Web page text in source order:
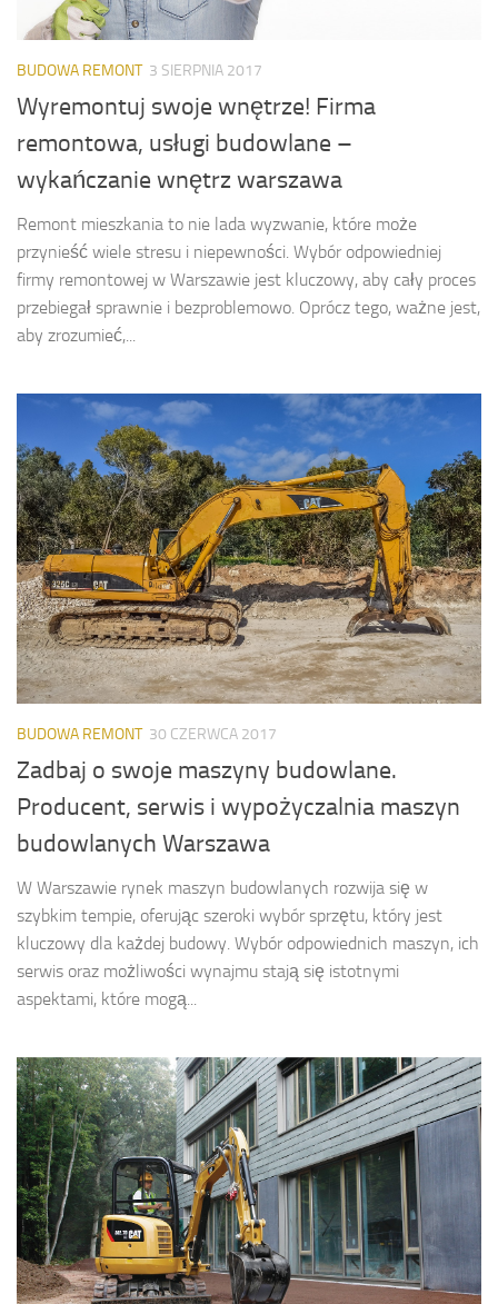
BUDOWA REMONT 3 SIERPNIA 2017
Wyremontuj swoje wnętrze! Firma
remontowa, usługi budowlane –
wykańczanie wnętrz warszawa
Remont mieszkania to nie lada wyzwanie, które może
przynieść wiele stresu i niepewności. Wybór odpowiedniej
firmy remontowej w Warszawie jest kluczowy, aby cały proces
przebiegał sprawnie i bezproblemowo. Oprócz tego, ważne jest,
aby zrozumieć,...
BUDOWA REMONT 30 CZERWCA 2017
Zadbaj o swoje maszyny budowlane.
Producent, serwis i wypożyczalnia maszyn
budowlanych Warszawa
W Warszawie rynek maszyn budowlanych rozwija się w
szybkim tempie, oferując szeroki wybór sprzętu, który jest
kluczowy dla każdej budowy. Wybór odpowiednich maszyn, ich
serwis oraz możliwości wynajmu stają się istotnymi
aspektami, które mogą...